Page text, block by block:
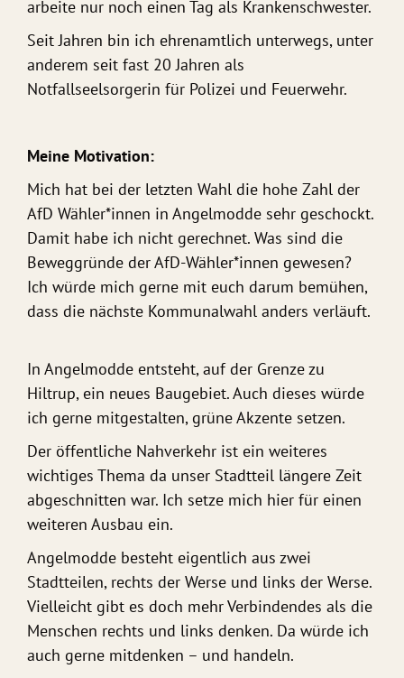
arbeite nur noch einen Tag als Krankenschwester.
Seit Jahren bin ich ehrenamtlich unterwegs, unter
anderem seit fast 20 Jahren als
Notfallseelsorgerin für Polizei und Feuerwehr.
Meine Motivation:
Mich hat bei der letzten Wahl die hohe Zahl der
AfD Wähler*innen in Angelmodde sehr geschockt.
Damit habe ich nicht gerechnet. Was sind die
Beweggründe der AfD-Wähler*innen gewesen?
Ich würde mich gerne mit euch darum bemühen,
dass die nächste Kommunalwahl anders verläuft.
In Angelmodde entsteht, auf der Grenze zu
Hiltrup, ein neues Baugebiet. Auch dieses würde
ich gerne mitgestalten, grüne Akzente setzen.
Der öffentliche Nahverkehr ist ein weiteres
wichtiges Thema da unser Stadtteil längere Zeit
abgeschnitten war. Ich setze mich hier für einen
weiteren Ausbau ein.
Angelmodde besteht eigentlich aus zwei
Stadtteilen, rechts der Werse und links der Werse.
Vielleicht gibt es doch mehr Verbindendes als die
Menschen rechts und links denken. Da würde ich
auch gerne mitdenken – und handeln.